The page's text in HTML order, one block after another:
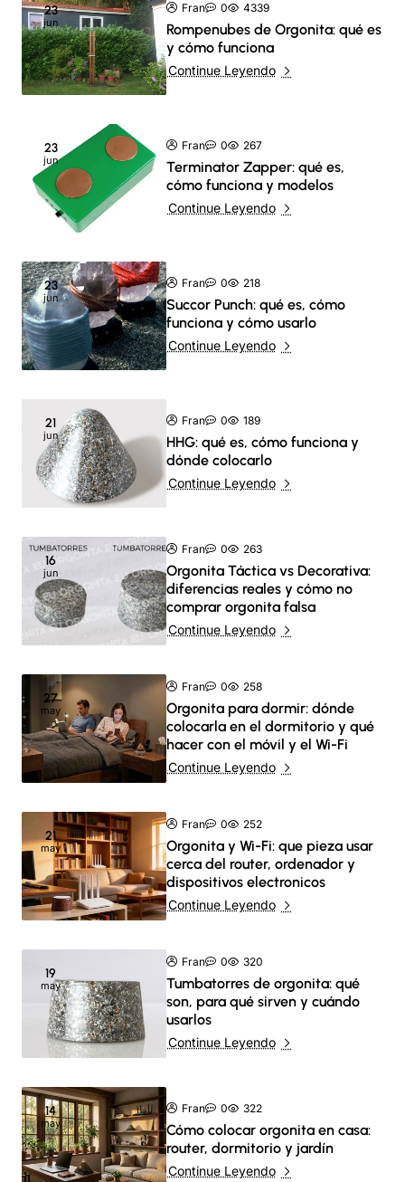
23
jun
Fran 0 4339
Rompenubes de Orgonita: qué es
y cómo funciona
Continue Leyendo
23
jun
Fran 0 267
Terminator Zapper: qué es,
cómo funciona y modelos
Continue Leyendo
23
jun
Fran 0 218
Succor Punch: qué es, cómo
funciona y cómo usarlo
Continue Leyendo
21
jun
Fran 0 189
HHG: qué es, cómo funciona y
dónde colocarlo
Continue Leyendo
16
jun
Fran 0 263
Orgonita Táctica vs Decorativa:
diferencias reales y cómo no
comprar orgonita falsa
Continue Leyendo
27
may
Fran 0 258
Orgonita para dormir: dónde
colocarla en el dormitorio y qué
hacer con el móvil y el Wi-Fi
Continue Leyendo
21
may
Fran 0 252
Orgonita y Wi-Fi: que pieza usar
cerca del router, ordenador y
dispositivos electronicos
Continue Leyendo
19
may
Fran 0 320
Tumbatorres de orgonita: qué
son, para qué sirven y cuándo
usarlos
Continue Leyendo
14
may
Fran 0 322
Cómo colocar orgonita en casa:
router, dormitorio y jardín
Continue Leyendo